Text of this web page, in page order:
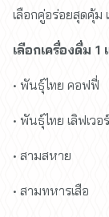
เลือกคู่อร่อยสุดคุ้ม
เลือกเครื่องดื่ม 1
• พันธุ์ไทย คอฟฟี่
• พันธุ์ไทย เลิฟเวอ
• สามสหาย
• สามทหารเสือ